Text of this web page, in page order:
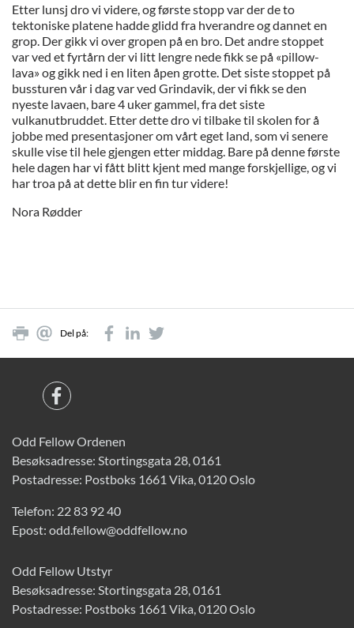
Etter lunsj dro vi videre, og første stopp var der de to
tektoniske platene hadde glidd fra hverandre og dannet en
grop. Der gikk vi over gropen på en bro. Det andre stoppet
var ved et fyrtårn der vi litt lengre nede fikk se på «pillow-
lava» og gikk ned i en liten åpen grotte. Det siste stoppet på
bussturen vår i dag var ved Grindavik, der vi fikk se den
nyeste lavaen, bare 4 uker gammel, fra det siste
vulkanutbruddet. Etter dette dro vi tilbake til skolen for å
jobbe med presentasjoner om vårt eget land, som vi senere
skulle vise til hele gjengen etter middag. Bare på denne første
hele dagen har vi fått blitt kjent med mange forskjellige, og vi
har troa på at dette blir en fin tur videre!
Nora Rødder
Del på:
Odd Fellow Ordenen
Besøksadresse: Stortingsgata 28, 0161
Postadresse: Postboks 1661 Vika, 0120 Oslo
Telefon: 22 83 92 40
Epost: odd.fellow@oddfellow.no
Odd Fellow Utstyr
Besøksadresse: Stortingsgata 28, 0161
Postadresse: Postboks 1661 Vika, 0120 Oslo